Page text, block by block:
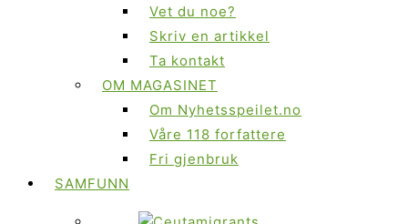
Vet du noe?
Skriv en artikkel
Ta kontakt
OM MAGASINET
Om Nyhetsspeilet.no
Våre 118 forfattere
Fri gjenbruk
SAMFUNN